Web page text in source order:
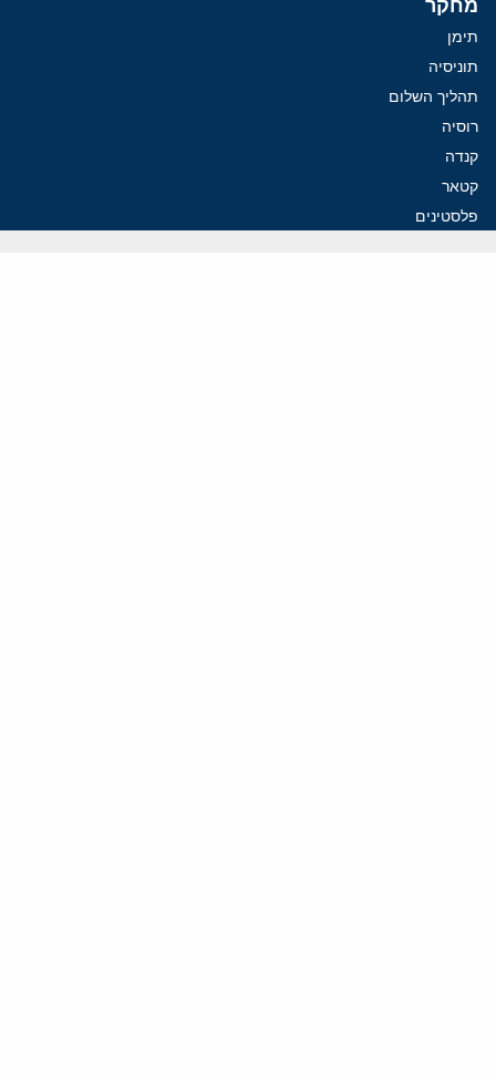
מחקר
תימן
תוניסיה
תהליך השלום
רוסיה
קנדה
קטאר
פלסטינים